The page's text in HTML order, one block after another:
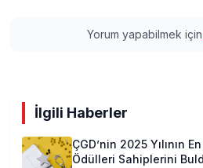
Yorum yapabilmek için
İlgili Haberler
ÇGD’nin 2025 Yılının
Ödülleri Sahiplerini